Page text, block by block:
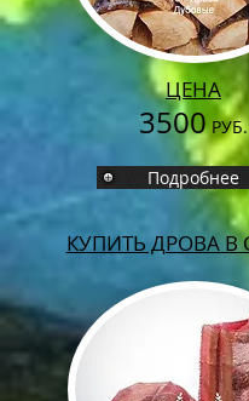
ЦЕНА
3500РУБ.
Подробнее
КУПИТЬ ДРОВА В